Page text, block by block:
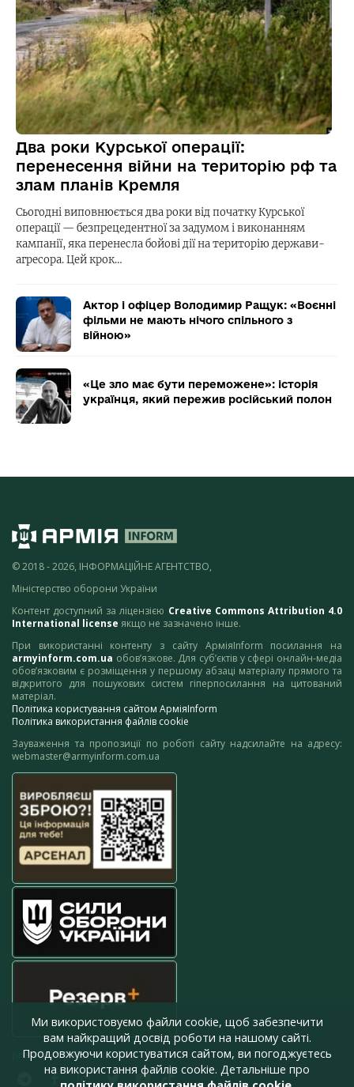
Два роки Курської операції:
перенесення війни на територію рф та
злам планів Кремля
Сьогодні виповнюється два роки від початку Курської
операції — безпрецедентної за задумом і виконанням
кампанії, яка перенесла бойові дії на територію держави-
агресора. Цей крок…
Актор і офіцер Володимир Ращук: «Воєнні
фільми не мають нічого спільного з
війною»
«Це зло має бути переможене»: історія
українця, який пережив російський полон
© 2018 - 2026, ІНФОРМАЦІЙНЕ АГЕНТСТВО,
Міністерство оборони України
Контент доступний за ліцензією Creative Commons Attribution 4.0
International license якщо не зазначено інше.
При використанні контенту з сайту АрміяInform посилання на
armyinform.com.ua обов’язкове. Для суб’єктів у сфері онлайн-медіа
обов’язковим є розміщення у першому абзаці матеріалу прямого та
відкритого для пошукових систем гіперпосилання на цитований
матеріал.
Політика користування сайтом АрміяInform
Політика використання файлів cookie
Зауваження та пропозиції по роботі сайту надсилайте на адресу:
webmaster@armyinform.com.ua
press@armyinform.com.ua
Ми використовуємо файли cookie, щоб забезпечити
вам найкращий досвід роботи на нашому сайті.
Продовжуючи користуватися сайтом, ви погоджуєтесь
на використання файлів cookie. Детальніше про